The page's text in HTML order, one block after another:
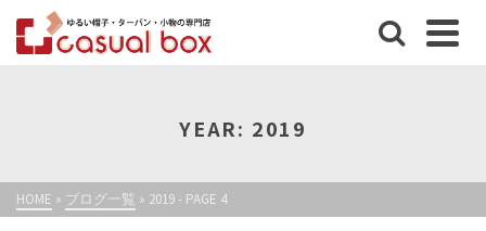
YEAR: 2019
HOME » ブログ一覧 » 2019 - PAGE 4